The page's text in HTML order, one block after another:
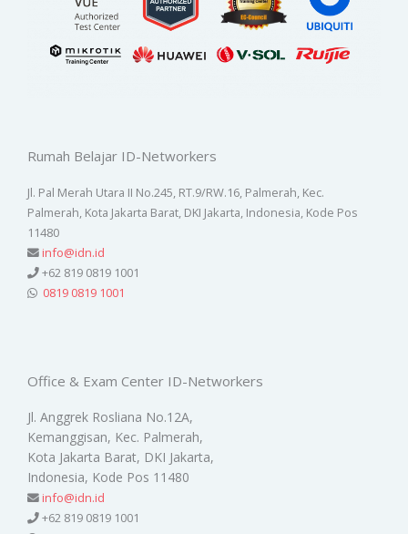
Rumah Belajar ID-Networkers
Jl. Pal Merah Utara II No.245, RT.9/RW.16, Palmerah, Kec.
Palmerah, Kota Jakarta Barat, DKI Jakarta, Indonesia, Kode Pos
11480
info@idn.id
+62 819 0819 1001
0819 0819 1001
Office & Exam Center ID-Networkers
Jl. Anggrek Rosliana No.12A,
Kemanggisan, Kec. Palmerah,
Kota Jakarta Barat, DKI Jakarta,
Indonesia, Kode Pos 11480
info@idn.id
+62 819 0819 1001